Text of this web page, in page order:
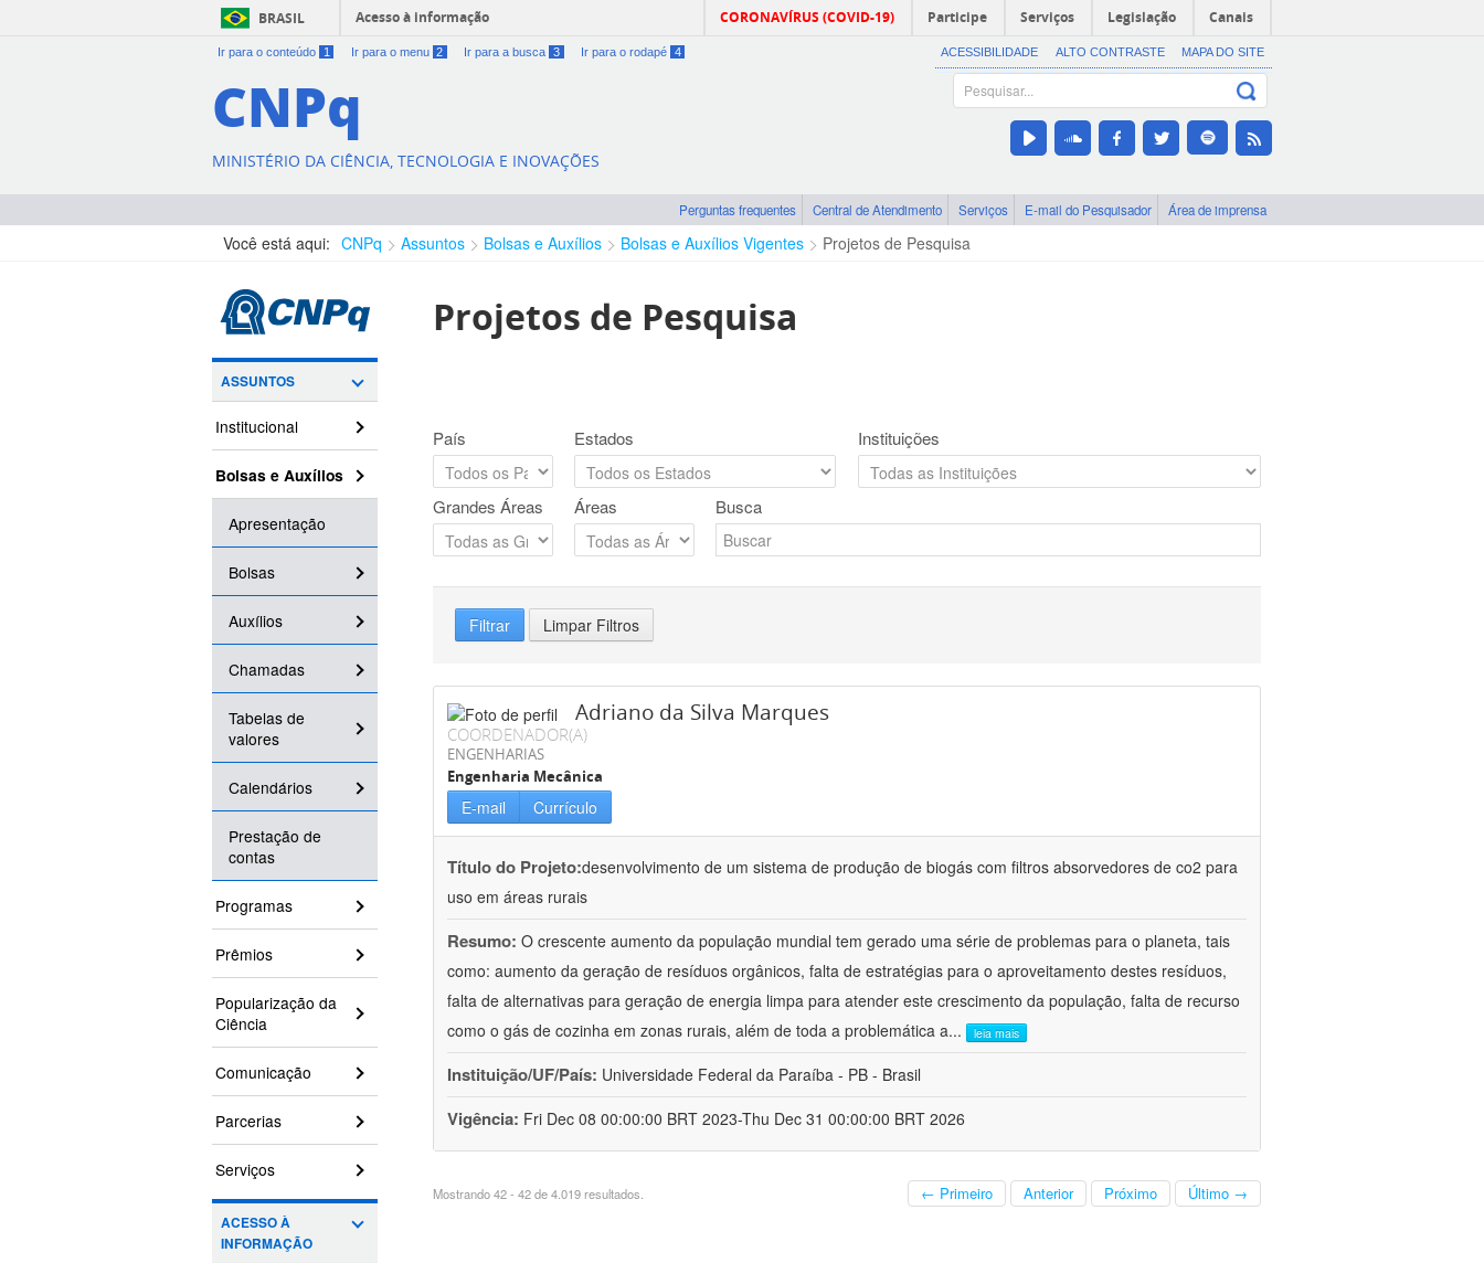
BRASIL Acesso à informação CORONAVÍRUS (COVID-19) Participe Serviços Legislação Canais
Ir para o conteúdo 1 Ir para o menu 2 Ir para a busca 3 Ir para o rodapé 4 ACESSIBILIDADE ALTO CONTRASTE MAPA DO SITE
CNPq
MINISTÉRIO DA CIÊNCIA, TECNOLOGIA E INOVAÇÕES
Perguntas frequentes Central de Atendimento Serviços E-mail do Pesquisador Área de imprensa
Você está aqui: CNPq Assuntos Bolsas e Auxílios Bolsas e Auxílios Vigentes Projetos de Pesquisa
ASSUNTOS
Institucional
Bolsas e Auxílios
Apresentação
Bolsas
Auxílios
Chamadas
Tabelas de
valores
Calendários
Prestação de
contas
Programas
Prêmios
Popularização da
Ciência
Comunicação
Parcerias
Serviços
ACESSO À
INFORMAÇÃO
Projetos de Pesquisa
País Estados Instituições
Grandes Áreas Áreas Busca
Filtrar Limpar Filtros
Adriano da Silva Marques
COORDENADOR(A)
ENGENHARIAS
Engenharia Mecânica
E-mail Currículo
Título do Projeto:desenvolvimento de um sistema de produção de biogás com filtros absorvedores de co2 para
uso em áreas rurais
Resumo: O crescente aumento da população mundial tem gerado uma série de problemas para o planeta, tais
como: aumento da geração de resíduos orgânicos, falta de estratégias para o aproveitamento destes resíduos,
falta de alternativas para geração de energia limpa para atender este crescimento da população, falta de recurso
como o gás de cozinha em zonas rurais, além de toda a problemática a... leia mais
Instituição/UF/País: Universidade Federal da Paraíba - PB - Brasil
Vigência: Fri Dec 08 00:00:00 BRT 2023-Thu Dec 31 00:00:00 BRT 2026
Mostrando 42 - 42 de 4.019 resultados. ← Primeiro Anterior Próximo Último →